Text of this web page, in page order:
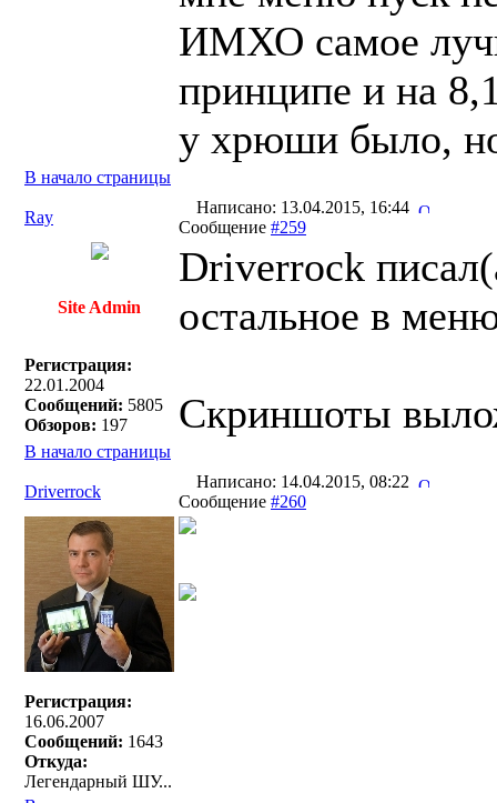
ИМХО самое
принципе и на
у хрюши было, но
В начало страницы
Ray
Написано: 13.04.2015, 16:44
Сообщение #259
Site Admin
Регистрация:
22.01.2004
Сообщений: 5805
Обзоров: 197
Driverrock
остальное в
Скриншоты
В начало страницы
Driverrock
Написано: 14.04.2015, 08:22
Сообщение #260
Регистрация:
16.06.2007
Сообщений: 1643
Откуда:
Легендарный ШУ...